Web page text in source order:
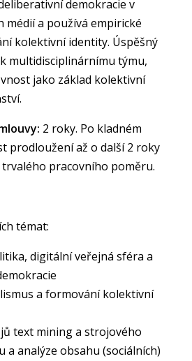
demokracie v
médií a používá empirické
kolektivní identity. Úspěšný
multidisciplinárnímu týmu,
jako základ kolektivní
2 roky. Po kladném
prodloužení až o další 2 roky
pracovního poměru.
témat:
digitální veřejná sféra a
a formování kolektivní
text mining a strojového
a analýze obsahu (sociálních)